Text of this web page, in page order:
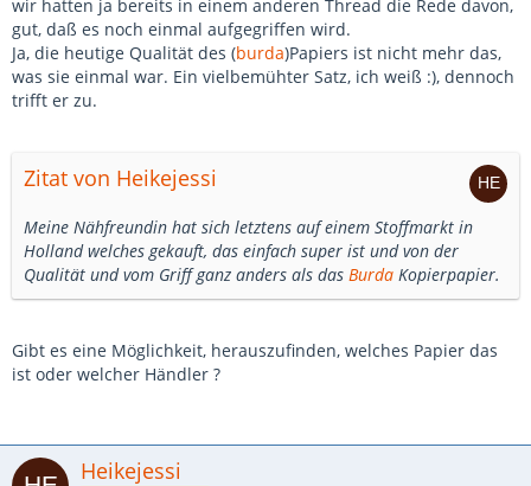
wir hatten ja bereits in einem anderen Thread die Rede davon,
gut, daß es noch einmal aufgegriffen wird.
Ja, die heutige Qualität des (burda)Papiers ist nicht mehr das,
was sie einmal war. Ein vielbemühter Satz, ich weiß :), dennoch
trifft er zu.
Zitat von Heikejessi
Meine Nähfreundin hat sich letztens auf einem Stoffmarkt in
Holland welches gekauft, das einfach super ist und von der
Qualität und vom Griff ganz anders als das Burda Kopierpapier.
Gibt es eine Möglichkeit, herauszufinden, welches Papier das
ist oder welcher Händler ?
Heikejessi